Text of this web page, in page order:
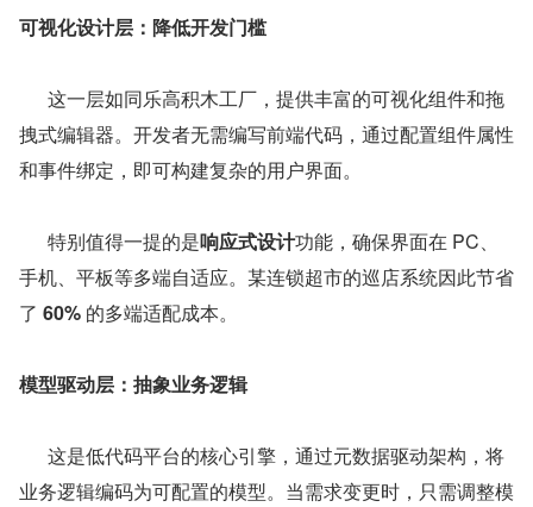
可视化设计层：降低开发门槛
拽式编辑器。开发者无需编写前端代码，通过配置组件属性
和事件绑定，即可构建复杂的用户界面。
      特别值得一提的是
响应式设计功能，确保界面在 PC、
手机、平板等多端自适应。某连锁超市的巡店系统因此节省
了 60% 的多端适配成本。
模型驱动层：抽象业务逻辑
业务逻辑编码为可配置的模型。当需求变更时，只需调整模